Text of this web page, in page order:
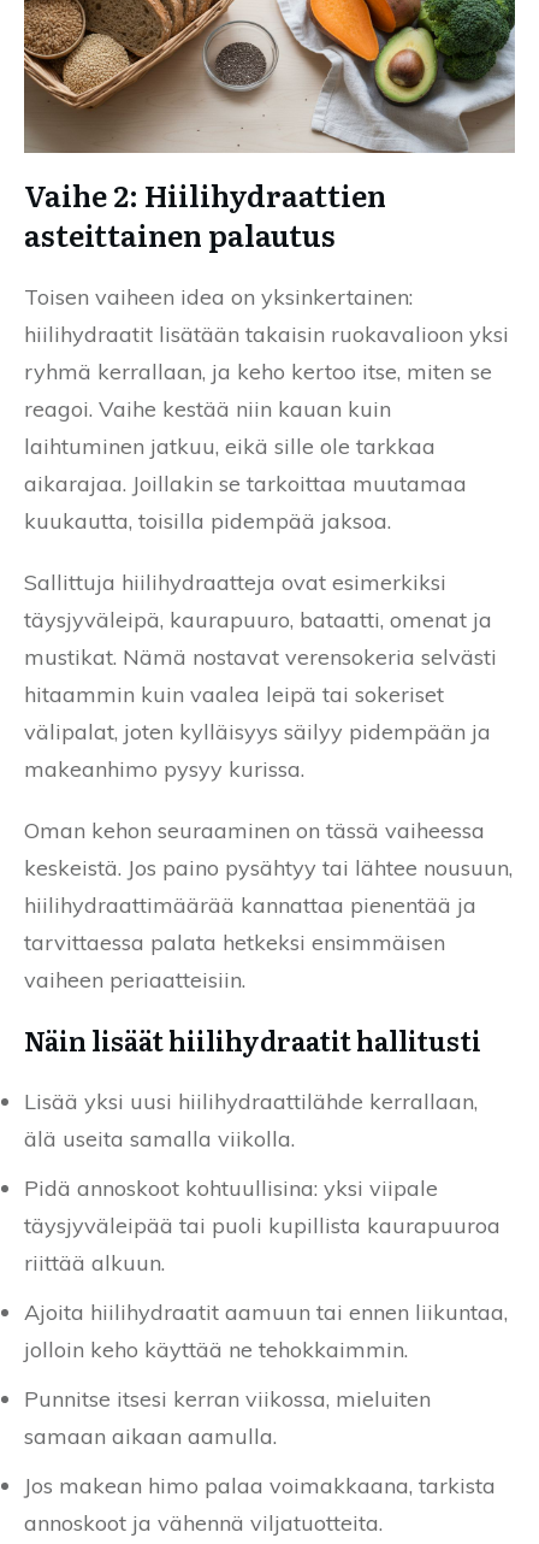
Vaihe 2: Hiilihydraattien
asteittainen palautus
Toisen vaiheen idea on yksinkertainen:
hiilihydraatit lisätään takaisin ruokavalioon yksi
ryhmä kerrallaan, ja keho kertoo itse, miten se
reagoi. Vaihe kestää niin kauan kuin
laihtuminen jatkuu, eikä sille ole tarkkaa
aikarajaa. Joillakin se tarkoittaa muutamaa
kuukautta, toisilla pidempää jaksoa.
Sallittuja hiilihydraatteja ovat esimerkiksi
täysjyväleipä, kaurapuuro, bataatti, omenat ja
mustikat. Nämä nostavat verensokeria selvästi
hitaammin kuin vaalea leipä tai sokeriset
välipalat, joten kylläisyys säilyy pidempään ja
makeanhimo pysyy kurissa.
Oman kehon seuraaminen on tässä vaiheessa
keskeistä. Jos paino pysähtyy tai lähtee nousuun,
hiilihydraattimäärää kannattaa pienentää ja
tarvittaessa palata hetkeksi ensimmäisen
vaiheen periaatteisiin.
Näin lisäät hiilihydraatit hallitusti
Lisää yksi uusi hiilihydraattilähde kerrallaan,
älä useita samalla viikolla.
Pidä annoskoot kohtuullisina: yksi viipale
täysjyväleipää tai puoli kupillista kaurapuuroa
riittää alkuun.
Ajoita hiilihydraatit aamuun tai ennen liikuntaa,
jolloin keho käyttää ne tehokkaimmin.
Punnitse itsesi kerran viikossa, mieluiten
samaan aikaan aamulla.
Jos makean himo palaa voimakkaana, tarkista
annoskoot ja vähennä viljatuotteita.